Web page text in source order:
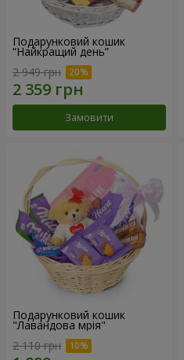
Подарунковий кошик
“Найкращий день”
2 949 грн
Замовити
Подарунковий кошик
"Лавандова мрія"
2 110 грн